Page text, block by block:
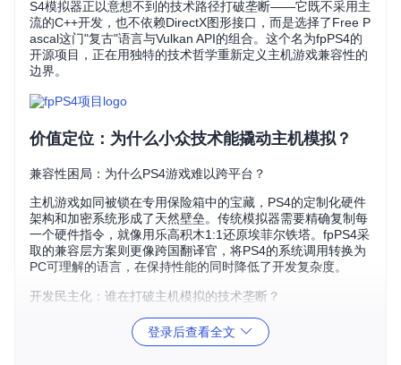
S4模拟器正以意想不到的技术路径打破垄断——它既不采用主
流的C++开发，也不依赖DirectX图形接口，而是选择了Free P
ascal这门"复古"语言与Vulkan API的组合。这个名为fpPS4的
开源项目，正在用独特的技术哲学重新定义主机游戏兼容性的
边界。
价值定位：为什么小众技术能撬动主机模拟？
兼容性困局：为什么PS4游戏难以跨平台？
主机游戏如同被锁在专用保险箱中的宝藏，PS4的定制化硬件
架构和加密系统形成了天然壁垒。传统模拟器需要精确复制每
一个硬件指令，就像用乐高积木1:1还原埃菲尔铁塔。fpPS4采
取的兼容层方案则更像跨国翻译官，将PS4的系统调用转换为
PC可理解的语言，在保持性能的同时降低了开发复杂度。
开发民主化：谁在打破主机模拟的技术垄断？
长期以来，主机模拟器开发被少数技术团队垄断，复杂的硬件
知识和高昂的开发成本让新人望而却步。fpPS4选择Free Pas
登录后查看全文